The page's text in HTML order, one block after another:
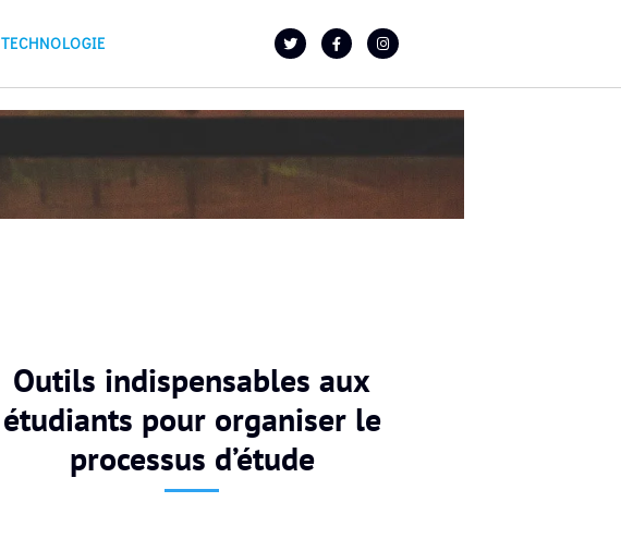
TECHNOLOGIE
Outils indispensables aux
étudiants pour organiser le
processus d’étude